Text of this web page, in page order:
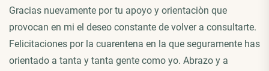
Gracias nuevamente por tu apoyo y orientaciòn que
provocan en mi el deseo constante de volver a consultarte.
Felicitaciones por la cuarentena en la que seguramente has
orientado a tanta y tanta gente como yo. Abrazo y a